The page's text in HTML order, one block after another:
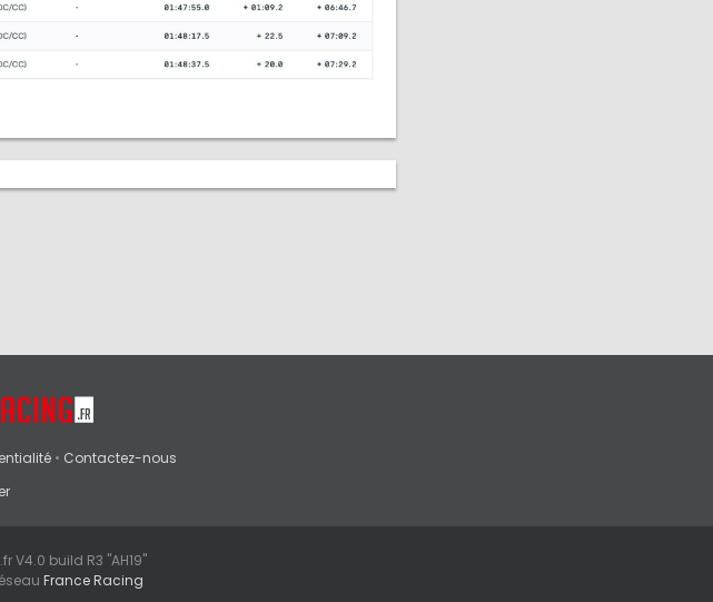
• Contactez-nous
V4.0 build R3 "AH19"
France Racing